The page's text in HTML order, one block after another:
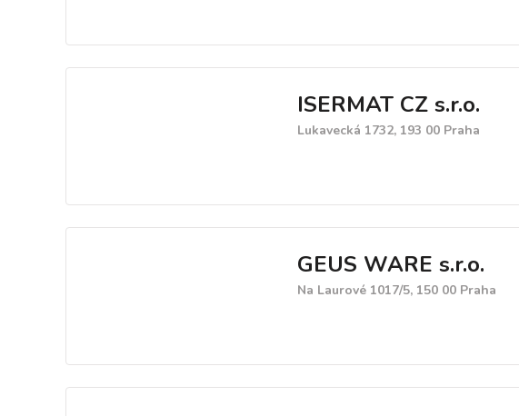
ISERMAT CZ s.r.o.
Lukavecká 1732, 193 00 Praha
GEUS WARE s.r.o.
Na Laurové 1017/5, 150 00 Praha